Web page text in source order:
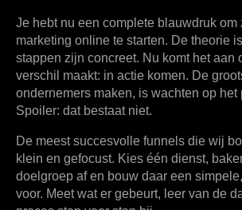
Je hebt nu een complete blauwdruk om
marketing online te starten. De theorie
stappen zijn concreet. Nu komt het aan
verschil maakt: in actie komen. De
ondernemers maken, is wachten op het
Spoiler: dat bestaat niet.
De meest succesvolle funnels die wij
klein en gefocust. Kies één dienst,
doelgroep af en bouw daar een
voor. Meet wat er gebeurt, leer van de